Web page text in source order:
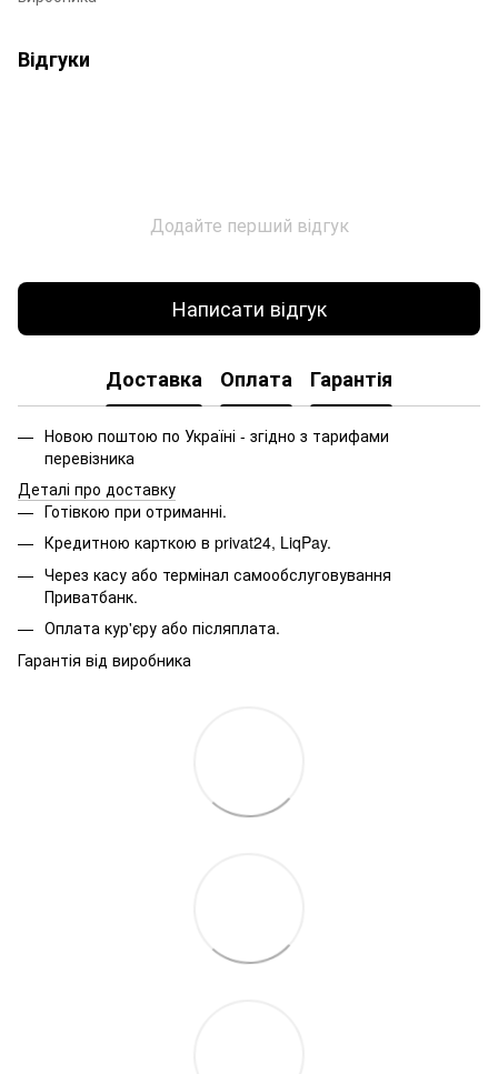
Відгуки
Додайте перший відгук
Написати відгук
Доставка Оплата Гарантія
Новою поштою по Україні - згідно з тарифами
перевізника
Деталі про доставку
Готівкою при отриманні.
Кредитною карткою в privat24, LiqPay.
Через касу або термінал самообслуговування
Приватбанк.
Оплата кур'єру або післяплата.
Гарантія від виробника